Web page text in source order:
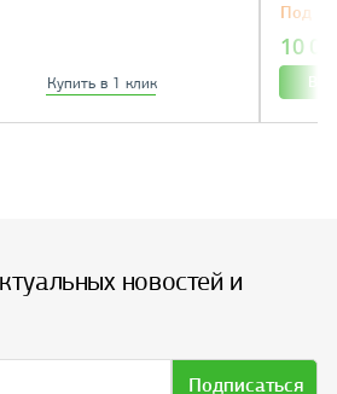
Купить в 1 клик
Под
10
В
новостей и
Подписаться